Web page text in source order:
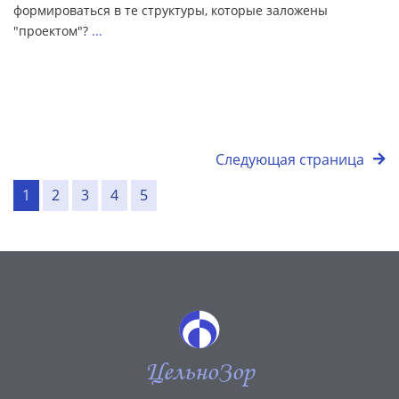
формироваться в те структуры, которые заложены
"проектом"? ...
Следующая страница
1
2 3 4 5
ЦельноЗор